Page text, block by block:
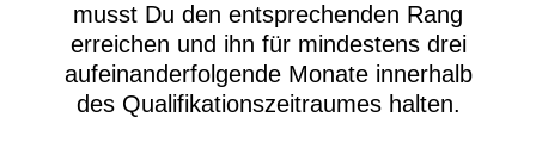
musst Du den entsprechenden Rang
erreichen und ihn für mindestens drei
aufeinanderfolgende Monate innerhalb
des Qualifikationszeitraumes halten.